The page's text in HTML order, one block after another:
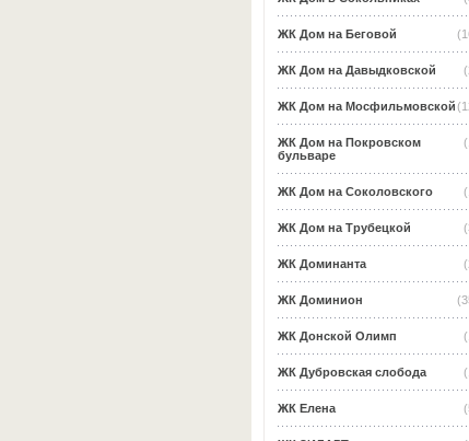
ЖК Дом на Беговой
ЖК Дом на Давыдковской
ЖК Дом на Мосфильмовской
ЖК Дом на Покровском
бульваре
ЖК Дом на Соколовского
ЖК Дом на Трубецкой
ЖК Доминанта
ЖК Доминион
ЖК Донской Олимп
ЖК Дубровская слобода
ЖК Елена